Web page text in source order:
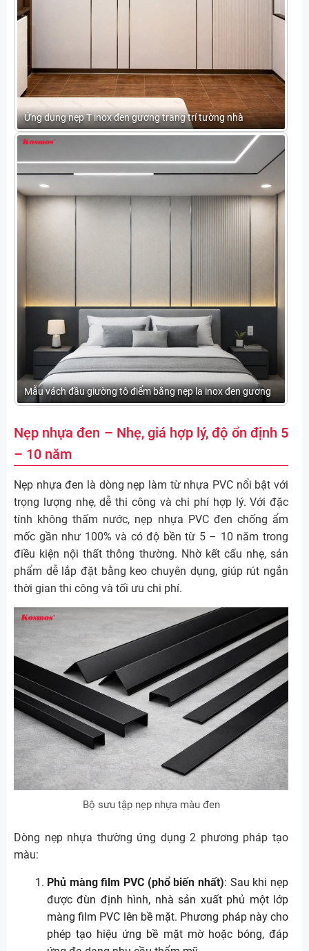
Ứng dụng nẹp T inox đen gương trang trí tường nhà
Mẫu vách đầu giường tô điểm bằng nẹp la inox đen gương
Nẹp nhựa đen – Nhẹ, giá hợp lý, độ ổn định 5
– 10 năm
Nẹp nhựa đen là dòng nẹp làm từ nhựa PVC nổi bật với
trọng lượng nhẹ, dễ thi công và chi phí hợp lý. Với đặc
tính không thấm nước, nẹp nhựa PVC đen chống ẩm
mốc gần như 100% và có độ bền từ 5 – 10 năm trong
điều kiện nội thất thông thường. Nhờ kết cấu nhẹ, sản
phẩm dễ lắp đặt bằng keo chuyên dụng, giúp rút ngắn
thời gian thi công và tối ưu chi phí.
Bộ sưu tập nẹp nhựa màu đen
Dòng nẹp nhựa thường ứng dụng 2 phương pháp tạo
màu:
Phủ màng film PVC (phổ biến nhất): Sau khi nẹp
được đùn định hình, nhà sản xuất phủ một lớp
màng film PVC lên bề mặt. Phương pháp này cho
phép tạo hiệu ứng bề mặt mờ hoặc bóng, đáp